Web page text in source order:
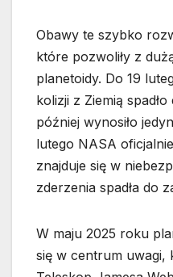
Obawy te szybko
które pozwoliły z
planetoidy. Do 19
kolizji z Ziemią
później wynosiło
lutego NASA oficjalnie
znajduje się w
zderzenia spadła do
W maju 2025 roku
się w centrum uwagi,